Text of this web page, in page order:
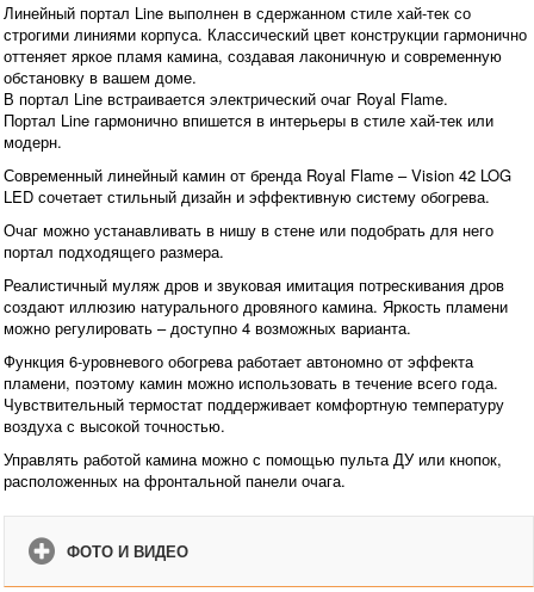
Линейный портал Line выполнен в сдержанном стиле хай-тек со
строгими линиями корпуса. Классический цвет конструкции гармонично
оттеняет яркое пламя камина, создавая лаконичную и современную
обстановку в вашем доме.
В портал Line встраивается электрический очаг Royal Flame.
Портал Line гармонично впишется в интерьеры в стиле хай-тек или
модерн.
Современный линейный камин от бренда Royal Flame – Vision 42 LOG
LED сочетает стильный дизайн и эффективную систему обогрева.
Очаг можно устанавливать в нишу в стене или подобрать для него
портал подходящего размера.
Реалистичный муляж дров и звуковая имитация потрескивания дров
создают иллюзию натурального дровяного камина. Яркость пламени
можно регулировать – доступно 4 возможных варианта.
Функция 6-уровневого обогрева работает автономно от эффекта
пламени, поэтому камин можно использовать в течение всего года.
Чувствительный термостат поддерживает комфортную температуру
воздуха с высокой точностью.
Управлять работой камина можно с помощью пульта ДУ или кнопок,
расположенных на фронтальной панели очага.
ФОТО И ВИДЕО